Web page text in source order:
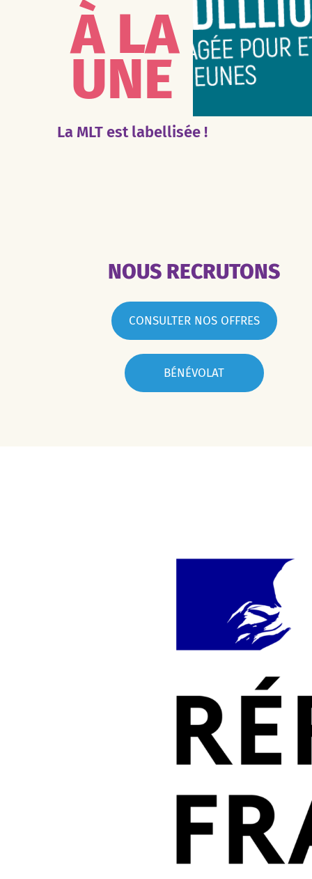
À LA
UNE
La MLT est labellisée !
NOUS RECRUTONS
CONSULTER NOS OFFRES
BÉNÉVOLAT